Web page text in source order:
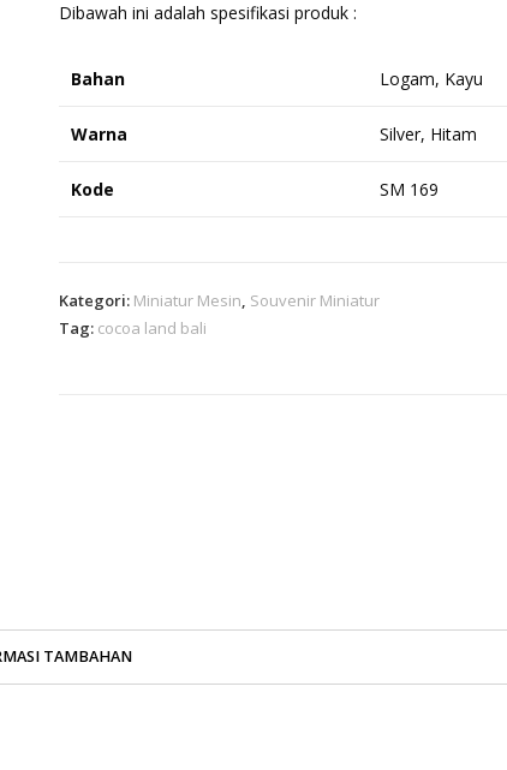
Dibawah ini adalah spesifikasi produk :
Bahan Logam, Kayu
Warna Silver, Hitam
Kode SM 169
Kategori: Miniatur Mesin, Souvenir Miniatur
Tag: cocoa land bali
TAMBAHAN